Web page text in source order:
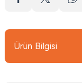
Ürün Bilgisi